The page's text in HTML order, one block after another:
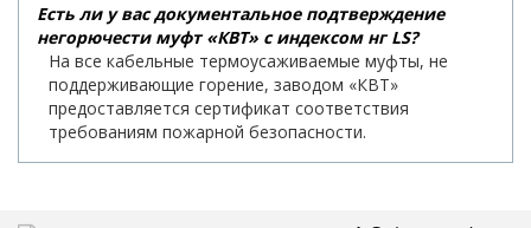
Есть ли у вас документальное подтверждение
негорючести муфт «КВТ» с индексом нг LS?
На все кабельные термоусаживаемые муфты, не
поддерживающие горение, заводом «КВТ»
предоставляется сертификат соответствия
требованиям пожарной безопасности.